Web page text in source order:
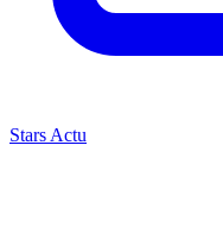
Stars Actu